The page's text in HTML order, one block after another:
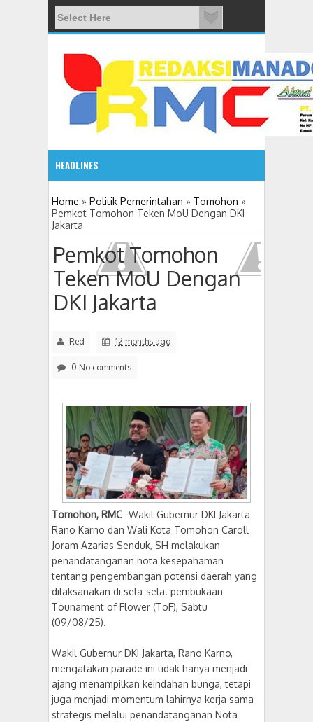
HEADLINES
08:03 AM
ADVETORIAL JONRU GANTIKAN MONO PIMPIN DPRD
Home » Politik Pemerintahan » Tomohon »
Pemkot Tomohon Teken MoU Dengan DKI
Jakarta
Pemkot Tomohon
Teken MoU Dengan
DKI Jakarta
Red 12 months ago
0 No comments
Tomohon, RMC–Wakil Gubernur DKI Jakarta
Rano Karno dan Wali Kota Tomohon Caroll
Joram Azarias Senduk, SH melakukan
penandatanganan nota kesepahaman
tentang pengembangan potensi daerah yang
dilaksanakan di sela-sela. pembukaan
Tounament of Flower (ToF), Sabtu
(09/08/25).
Wakil Gubernur DKI Jakarta, Rano Karno,
mengatakan parade ini tidak hanya menjadi
ajang menampilkan keindahan bunga, tetapi
juga menjadi momentum lahirnya kerja sama
strategis melalui penandatanganan Nota